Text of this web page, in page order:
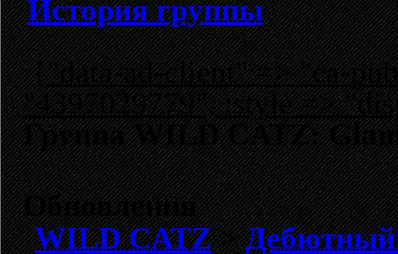
История группы
{"data-ad-client" => "ca-
"4397029779", :style =>
Группа WILD CATZ:
Обновления
WILD CATZ>